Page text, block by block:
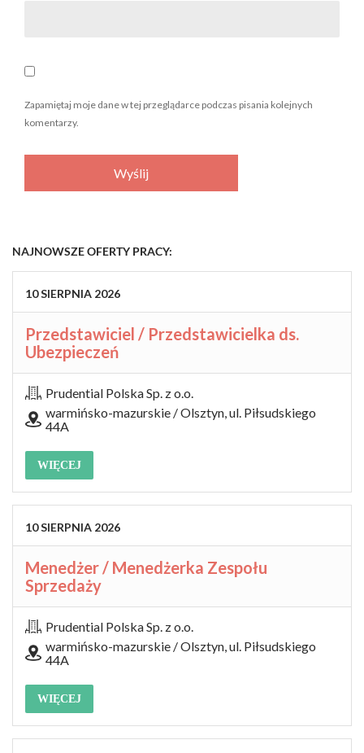
Zapamiętaj moje dane w tej przeglądarce podczas pisania kolejnych
komentarzy.
NAJNOWSZE OFERTY PRACY:
10SIERPNIA 2026
Przedstawiciel / Przedstawicielka ds.
Ubezpieczeń
Prudential Polska Sp. z o.o.
warmińsko-mazurskie / Olsztyn, ul. Piłsudskiego
44A
WIĘCEJ
10SIERPNIA 2026
Menedżer / Menedżerka Zespołu
Sprzedaży
Prudential Polska Sp. z o.o.
warmińsko-mazurskie / Olsztyn, ul. Piłsudskiego
44A
WIĘCEJ